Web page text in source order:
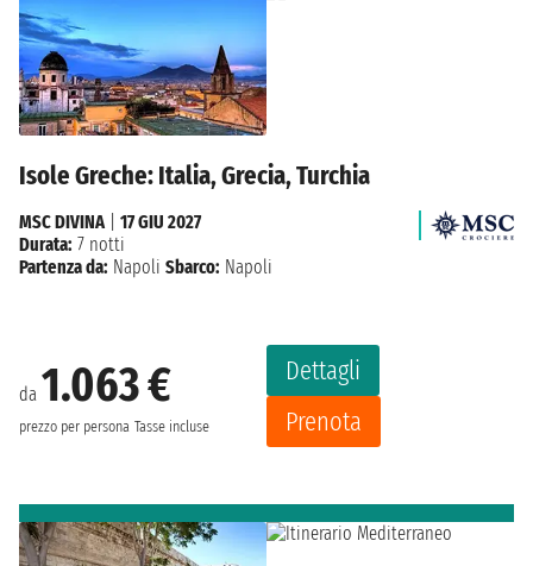
Isole Greche: Italia, Grecia, Turchia
da 1.063 €
prezzo per persona Tasse incluse
Dettagli
Prenota
MSC DIVINA| 17 GIU 2027
Durata: 7 notti
Partenza da: Napoli Sbarco: Napoli